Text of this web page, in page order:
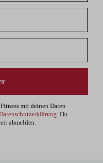
mit deinen Daten
. Du
abmelden.